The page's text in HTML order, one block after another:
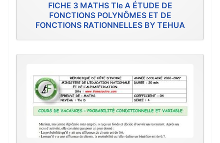
FICHE 3 MATHS Tle A ÉTUDE DE
FONCTIONS POLYNÔMES ET DE
FONCTIONS RATIONNELLES BY TEHUA